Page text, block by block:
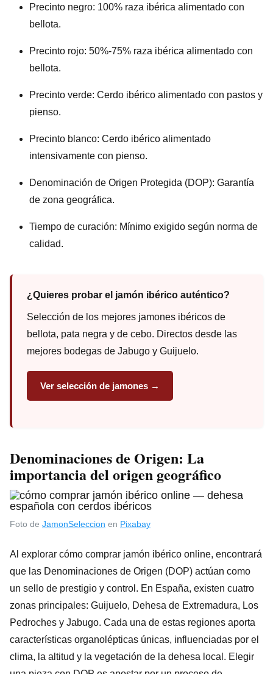
Precinto negro: 100% raza ibérica alimentado con
bellota.
Precinto rojo: 50%-75% raza ibérica alimentado con
bellota.
Precinto verde: Cerdo ibérico alimentado con pastos y
pienso.
Precinto blanco: Cerdo ibérico alimentado
intensivamente con pienso.
Denominación de Origen Protegida (DOP): Garantía
de zona geográfica.
Tiempo de curación: Mínimo exigido según norma de
calidad.
¿Quieres probar el jamón ibérico auténtico?
Selección de los mejores jamones ibéricos de
bellota, pata negra y de cebo. Directos desde las
mejores bodegas de Jabugo y Guijuelo.
Ver selección de jamones →
Denominaciones de Origen: La
importancia del origen geográfico
Foto de JamonSeleccion en Pixabay
Al explorar cómo comprar jamón ibérico online, encontrará
que las Denominaciones de Origen (DOP) actúan como
un sello de prestigio y control. En España, existen cuatro
zonas principales: Guijuelo, Dehesa de Extremadura, Los
Pedroches y Jabugo. Cada una de estas regiones aporta
características organolépticas únicas, influenciadas por el
clima, la altitud y la vegetación de la dehesa local. Elegir